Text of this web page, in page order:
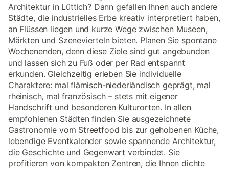
Architektur in Lüttich? Dann gefallen Ihnen auch andere
Städte, die industrielles Erbe kreativ interpretiert haben,
an Flüssen liegen und kurze Wege zwischen Museen,
Märkten und Szenevierteln bieten. Planen Sie spontane
Wochenenden, denn diese Ziele sind gut angebunden
und lassen sich zu Fuß oder per Rad entspannt
erkunden. Gleichzeitig erleben Sie individuelle
Charaktere: mal flämisch-niederländisch geprägt, mal
rheinisch, mal französisch – stets mit eigener
Handschrift und besonderen Kulturorten. In allen
empfohlenen Städten finden Sie ausgezeichnete
Gastronomie vom Streetfood bis zur gehobenen Küche,
lebendige Eventkalender sowie spannende Architektur,
die Geschichte und Gegenwart verbindet. Sie
profitieren von kompakten Zentren, die Ihnen dichte